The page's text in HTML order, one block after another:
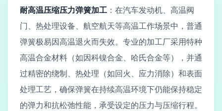
耐高温压缩压力弹簧加工 ：在汽车发动机、高温阀
门、热处理设备、航空航天等高温工作场景中，普通
弹簧极易因高温退火而失效。专业的加工厂采用特种
高温合金材料（如因科镍合金、哈氏合金等），并通
过精密的绕制、热处理（如回火、应力消除）和表面
处理工艺，确保弹簧在持续高温环境下仍能保持稳定
的弹力和抗松弛性能，承受设定的压力与压缩行程。